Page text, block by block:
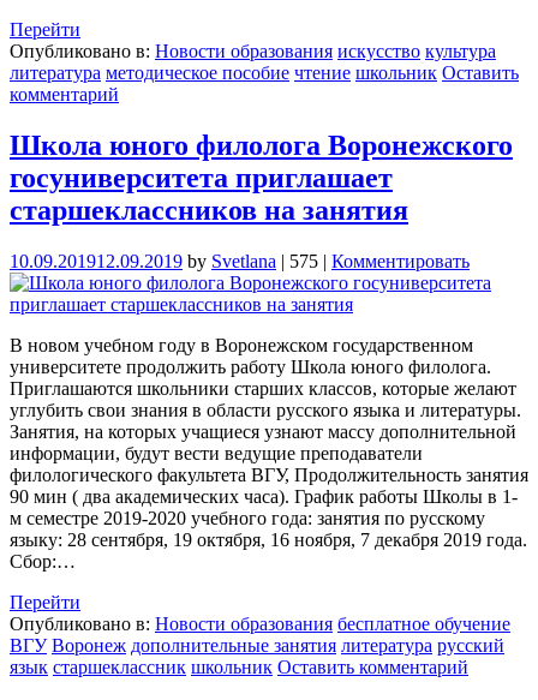
Перейти
Опубликовано в: Новости образования искусство культура
литература методическое пособие чтение школьник Оставить
комментарий
Школа юного филолога Воронежского
госуниверситета приглашает
старшеклассников на занятия
10.09.201912.09.2019 by Svetlana | 575 | Комментировать
В новом учебном году в Воронежском государственном
университете продолжить работу Школа юного филолога.
Приглашаются школьники старших классов, которые желают
углубить свои знания в области русского языка и литературы.
Занятия, на которых учащиеся узнают массу дополнительной
информации, будут вести ведущие преподаватели
филологического факультета ВГУ, Продолжительность занятия
90 мин ( два академических часа). График работы Школы в 1-
м семестре 2019-2020 учебного года: занятия по русскому
языку: 28 сентября, 19 октября, 16 ноября, 7 декабря 2019 года.
Сбор:…
Перейти
Опубликовано в: Новости образования бесплатное обучение
ВГУ Воронеж дополнительные занятия литература русский
язык старшеклассник школьник Оставить комментарий